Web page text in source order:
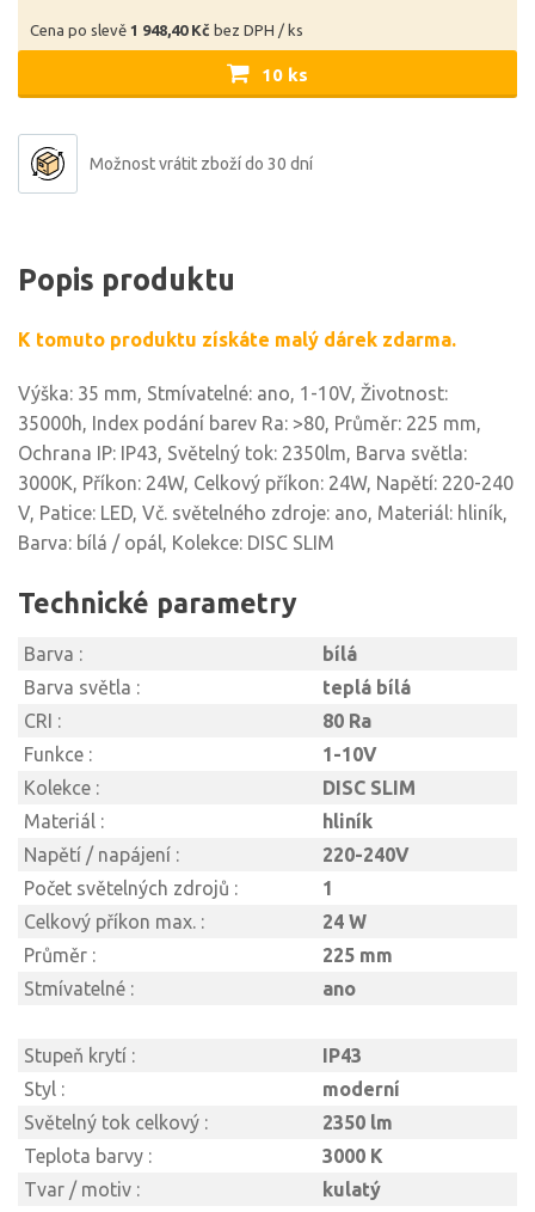
Cena po slevě 1 948,40 Kč bez DPH / ks
10 ks
Možnost vrátit zboží do 30 dní
Popis produktu
K tomuto produktu získáte malý dárek zdarma.
Výška: 35 mm, Stmívatelné: ano, 1-10V, Životnost:
35000h, Index podání barev Ra: >80, Průměr: 225 mm,
Ochrana IP: IP43, Světelný tok: 2350lm, Barva světla:
3000K, Příkon: 24W, Celkový příkon: 24W, Napětí: 220-240
V, Patice: LED, Vč. světelného zdroje: ano, Materiál: hliník,
Barva: bílá / opál, Kolekce: DISC SLIM
Technické parametry
Barva :
bílá
Barva světla :
teplá bílá
CRI :
80 Ra
Funkce :
1-10V
Kolekce :
DISC SLIM
Materiál :
hliník
Napětí / napájení :
220-240V
Počet světelných zdrojů :
1
Celkový příkon max. :
24 W
Průměr :
225 mm
Stmívatelné :
ano
Stupeň krytí :
IP43
Styl :
moderní
Světelný tok celkový :
2350 lm
Teplota barvy :
3000 K
Tvar / motiv :
kulatý